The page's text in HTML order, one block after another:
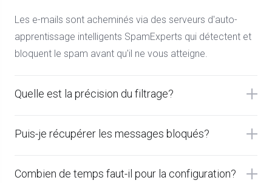
Les e-mails sont acheminés via des serveurs d'auto-
apprentissage intelligents SpamExperts qui détectent et
bloquent le spam avant qu'il ne vous atteigne.
Quelle est la précision du filtrage?
Puis-je récupérer les messages bloqués?
Combien de temps faut-il pour la configuration?